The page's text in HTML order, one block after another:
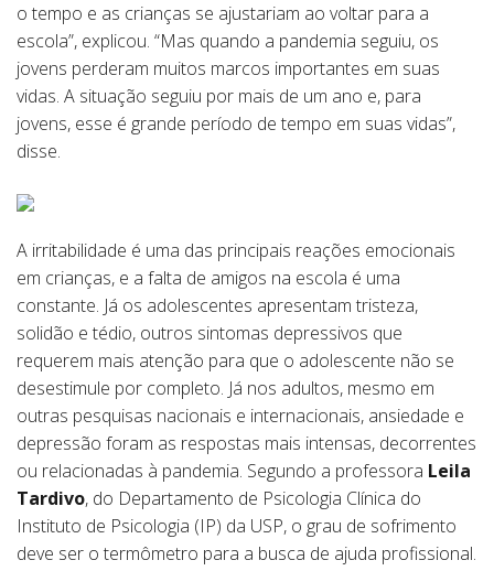
o tempo e as crianças se ajustariam ao voltar para a
escola”, explicou. “Mas quando a pandemia seguiu, os
jovens perderam muitos marcos importantes em suas
vidas. A situação seguiu por mais de um ano e, para
jovens, esse é grande período de tempo em suas vidas”,
disse.
A irritabilidade é uma das principais reações emocionais
em crianças, e a falta de amigos na escola é uma
constante. Já os adolescentes apresentam tristeza,
solidão e tédio, outros sintomas depressivos que
requerem mais atenção para que o adolescente não se
desestimule por completo. Já nos adultos, mesmo em
outras pesquisas nacionais e internacionais, ansiedade e
depressão foram as respostas mais intensas, decorrentes
ou relacionadas à pandemia. Segundo a professora Leila
Tardivo, do Departamento de Psicologia Clínica do
Instituto de Psicologia (IP) da USP, o grau de sofrimento
deve ser o termômetro para a busca de ajuda profissional.